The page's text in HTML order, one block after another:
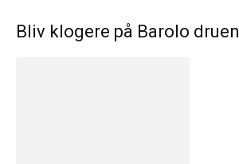
Bliv klogere på Barolo druen